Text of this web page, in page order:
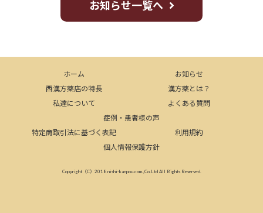
お知らせ一覧へ
ホーム
お知らせ
西漢方薬店の特長
漢方薬とは？
私達について
よくある質問
症例・患者様の声
特定商取引法に基づく表記
利用規約
個人情報保護方針
Copyright（C）2018 nishi-kanpou.com.,Co.Ltd All Rights Reserved.